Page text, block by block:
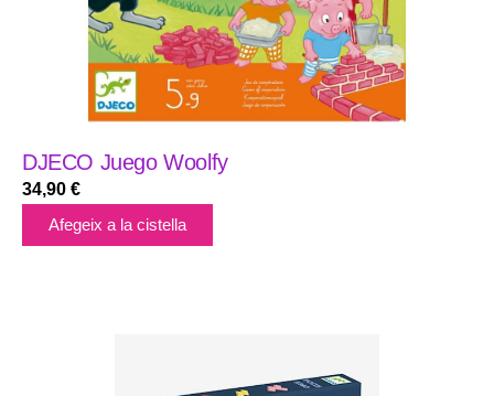
DJECO Juego Woolfy
34,90 €
Afegeix a la cistella